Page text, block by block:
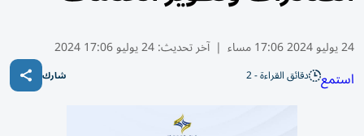
24 يوليو 2024 17:06 مساء | آخر تحديث:24 يوليو 17:06 2024
استمع دقائق القراءة - 2 شارك